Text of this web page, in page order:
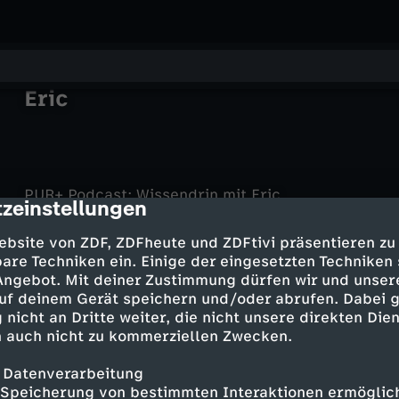
von ZDF, ZDFheute und ZDFtivi präsentieren
Techniken ein. Einige der eingesetzten
Mit deiner Zustimmung dürfen wir und
deinem Gerät speichern und/oder abrufen. Dabei
nicht an Dritte weiter, die nicht unsere direkten
nicht zu kommerziellen Zwecken.
von bestimmten Interaktionen
Eric
PUR+ Podcast: Wissendrin mit Eric
Podcast: Autobahnpolizei
PUR+ Podcast: Wissendrin mit Eric
PUR+ Podcast: Wissendrin mit Eric
Podcast: Kuscheln mit Kühen
PUR+ Podcast: Wissendrin mit Eric
Podcast: Schmeckt's?
PUR+ Podcast: Wissendrin mit Eric
Podcast: Singen
PUR+ Podcast: Wissendrin mit Eric
Podcast: Haie
PUR+ Podcast: Wissendrin mit Eric
Podcast: Alkohol
Mehr Inhalte laden